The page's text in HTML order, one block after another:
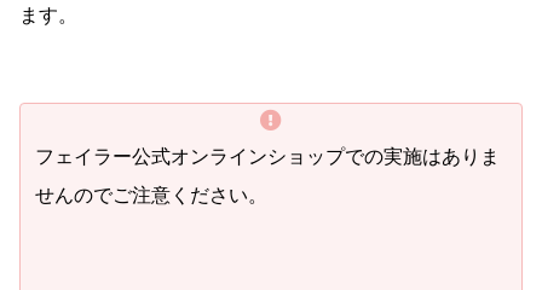
ます。
フェイラー公式オンラインショップでの実施はありま
せんのでご注意ください。